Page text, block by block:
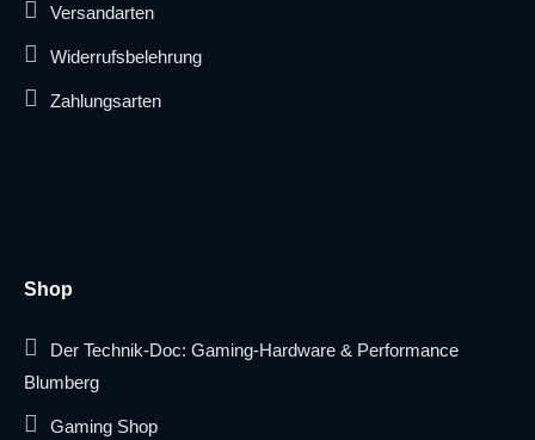
Versandarten
Widerrufsbelehrung
Zahlungsarten
Shop
Der Technik-Doc: Gaming-Hardware & Performance
Blumberg
Gaming Shop